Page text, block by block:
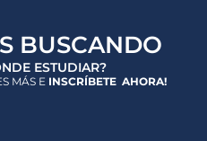
BUSCANDO
ESTUDIAR?
MÁS E INSCRÍBETE AHORA!